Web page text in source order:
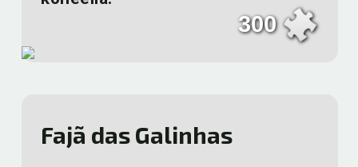
300
Fajã das Galinhas